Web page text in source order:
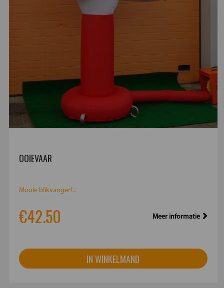
OOIEVAAR
Mooie blikvanger!...
€42.50 Meer informatie
IN WINKELMAND